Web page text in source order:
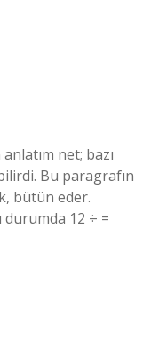
net; bazı
Bu paragrafın
bütün eder.
12 ÷ =